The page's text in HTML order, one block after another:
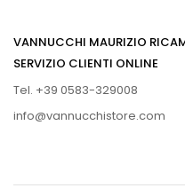
VANNUCCHI MAURIZIO
SERVIZIO CLIENTI ONLINE
Tel. +39 0583-329008
info@vannucchistore.com